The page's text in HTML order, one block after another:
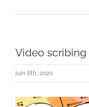
Video scribing
juin 8th, 2020